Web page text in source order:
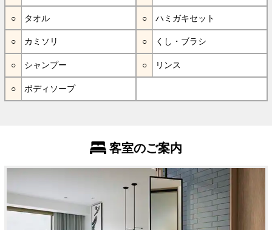
タオル ハミガキセット
カミソリ くし・ブラシ
シャンプー リンス
ボディソープ
客室のご案内